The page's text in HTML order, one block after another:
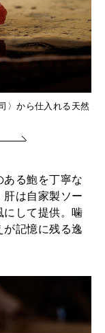
〉から仕⼊れる天然
ある鮑を丁寧な
肝は自家製ソー
にして提供。噛
が記憶に残る逸